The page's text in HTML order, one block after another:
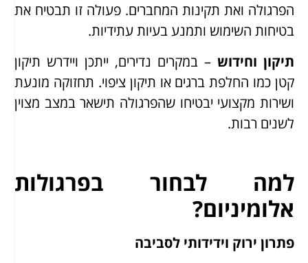
הפרגולה ואת תקינות המחברים. פעולה זו תבטיח את
בטיחות השימוש ותמנע בעיות עתידיות.
תיקון וחידוש – במקרים נדירים, ייתכן ויידרש תיקון
קטן כמו החלפת ברגים או תיקון ציפוי. תחזוקה מונעת
ושירות מקצועי יבטיחו שהפרגולה תישאר במצב מצוין
לשנים רבות.
למה לבחור בפרגולות
אלומיניום?
פתרון ירוק וידידותי לסביבה